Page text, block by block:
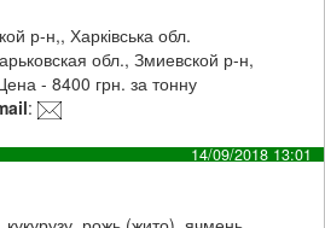
р-н,, Харківська обл.
обл., Змиевской р-н,
- 8400 грн. за тонну
:
14/09/2018 13:01